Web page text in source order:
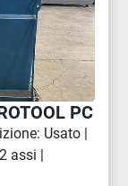
PC
Usato |
assi |